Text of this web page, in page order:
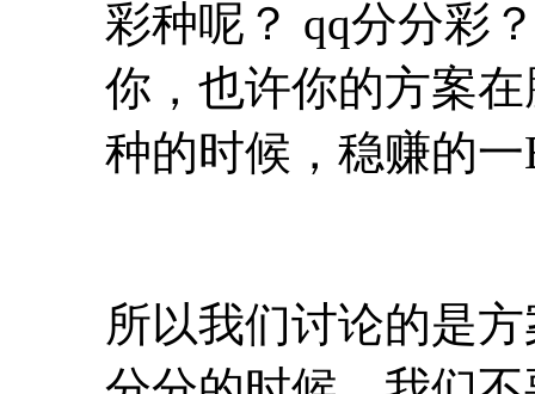
彩种呢？ qq分分彩
你，也许你的方案
种的时候，稳赚的
所以我们讨论的是